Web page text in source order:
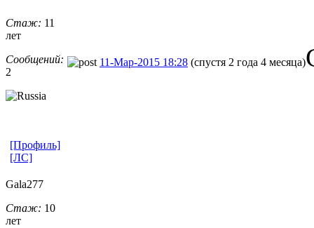
Стаж: 11
лет
Сообщений:
2
11-Мар-2015 18:28 (спустя 2 года 4 месяца)
[Профиль]
[ЛС]
Gala277
Стаж: 10
лет